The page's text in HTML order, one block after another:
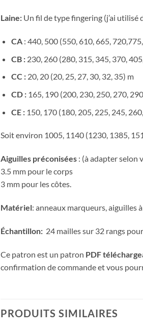
Laine: Un fil de type fingering (j’ai utilisé
CA: 440, 500 (550, 610, 665,
CB : 230, 260 (280, 315, 345, 370,
CC : 20, 20 (20, 25, 27, 30, 32, 35) m
CD : 165, 190 (200, 230, 250, 270,
CE : 150, 170 (180, 205, 225, 245,
Soit environ 1005, 1140 (1230, 1385,
Aiguilles préconisées : (à adapter selon
3.5 mm pour le corps
3 mm pour les côtes.
Matériel: anneaux marqueurs, aiguilles
Échantillon: 24 mailles sur 32 rangs
Ce patron est un patron PDF
confirmation de commande et vous
PRODUITS SIMILAIRES